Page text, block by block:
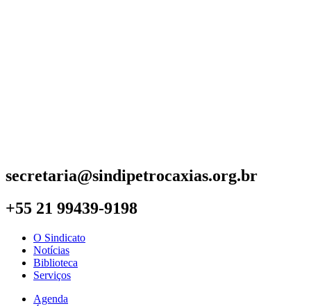
secretaria@sindipetrocaxias.org.br
+55 21 99439-9198
O Sindicato
Notícias
Biblioteca
Serviços
Agenda